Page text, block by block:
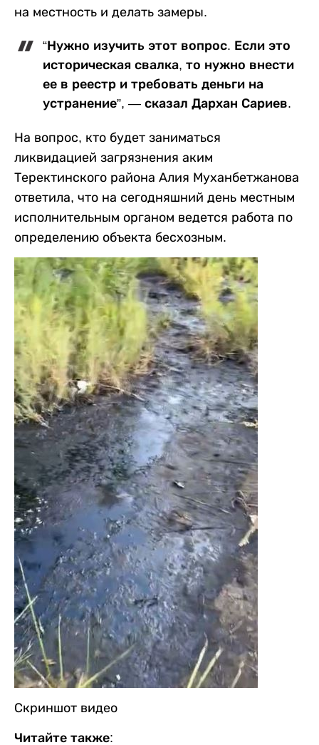
на местность и делать замеры.
“Нужно изучить этот вопрос. Если это
историческая свалка, то нужно внести
ее в реестр и требовать деньги на
устранение”, — сказал Дархан Сариев.
На вопрос, кто будет заниматься
ликвидацией загрязнения аким
Теректинского района Алия Муханбетжанова
ответила, что на сегодняшний день местным
исполнительным органом ведется работа по
определению объекта бесхозным.
Скриншот видео
Читайте также: